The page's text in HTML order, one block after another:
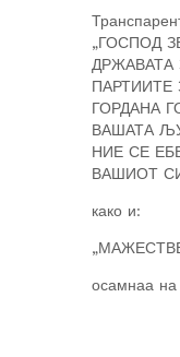
„ГОСПОД
ДРЖАВАТА
ПАРТИИТЕ
ГОРДАНА
ВАШАТА
НИЕ СЕ
ВАШИОТ
како и:
осамнаа на